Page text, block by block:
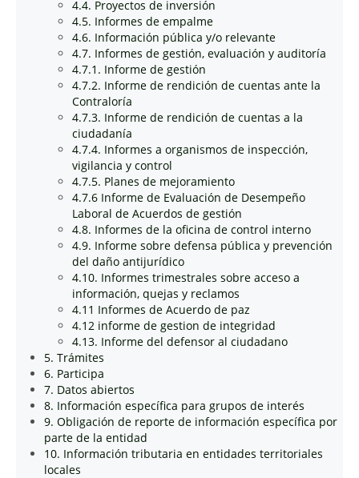
4.4. Proyectos de inversión
4.5. Informes de empalme
4.6. Información pública y/o relevante
4.7. Informes de gestión, evaluación y auditoría
4.7.1. Informe de gestión
4.7.2. Informe de rendición de cuentas ante la
Contraloría
4.7.3. Informe de rendición de cuentas a la
ciudadanía
4.7.4. Informes a organismos de inspección,
vigilancia y control
4.7.5. Planes de mejoramiento
4.7.6 Informe de Evaluación de Desempeño
Laboral de Acuerdos de gestión
4.8. Informes de la oficina de control interno
4.9. Informe sobre defensa pública y prevención
del daño antijurídico
4.10. Informes trimestrales sobre acceso a
información, quejas y reclamos
4.11 Informes de Acuerdo de paz
4.12 informe de gestion de integridad
4.13. Informe del defensor al ciudadano
5. Trámites
6. Participa
7. Datos abiertos
8. Información específica para grupos de interés
9. Obligación de reporte de información específica por
parte de la entidad
10. Información tributaria en entidades territoriales
locales